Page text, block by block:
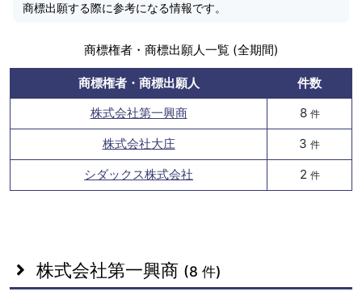
商標出願する際に参考になる情報です。
商標権者・商標出願人一覧 (全期間)
商標権者・商標出願人
件数
株式会社第一興商
8 件
株式会社大庄 3 件
シダックス株式会社 2 件
株式会社第一興商 (8 件)